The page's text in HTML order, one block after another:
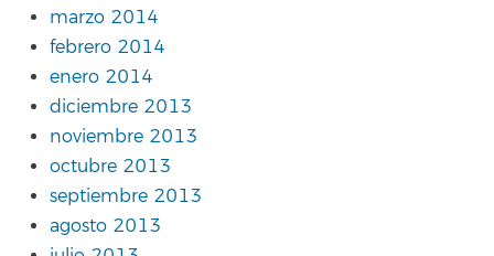
marzo 2014
febrero 2014
enero 2014
diciembre 2013
noviembre 2013
octubre 2013
septiembre 2013
agosto 2013